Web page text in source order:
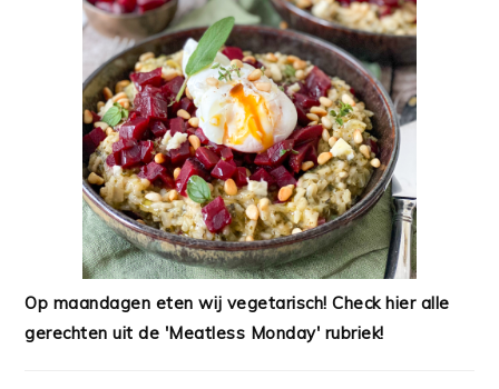
Op maandagen eten wij vegetarisch! Check hier alle
gerechten uit de 'Meatless Monday' rubriek!